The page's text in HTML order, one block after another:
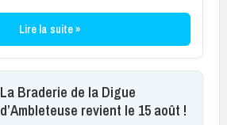
Lire la suite »
La Braderie de la Digue
d’Ambleteuse revient le 15 août !